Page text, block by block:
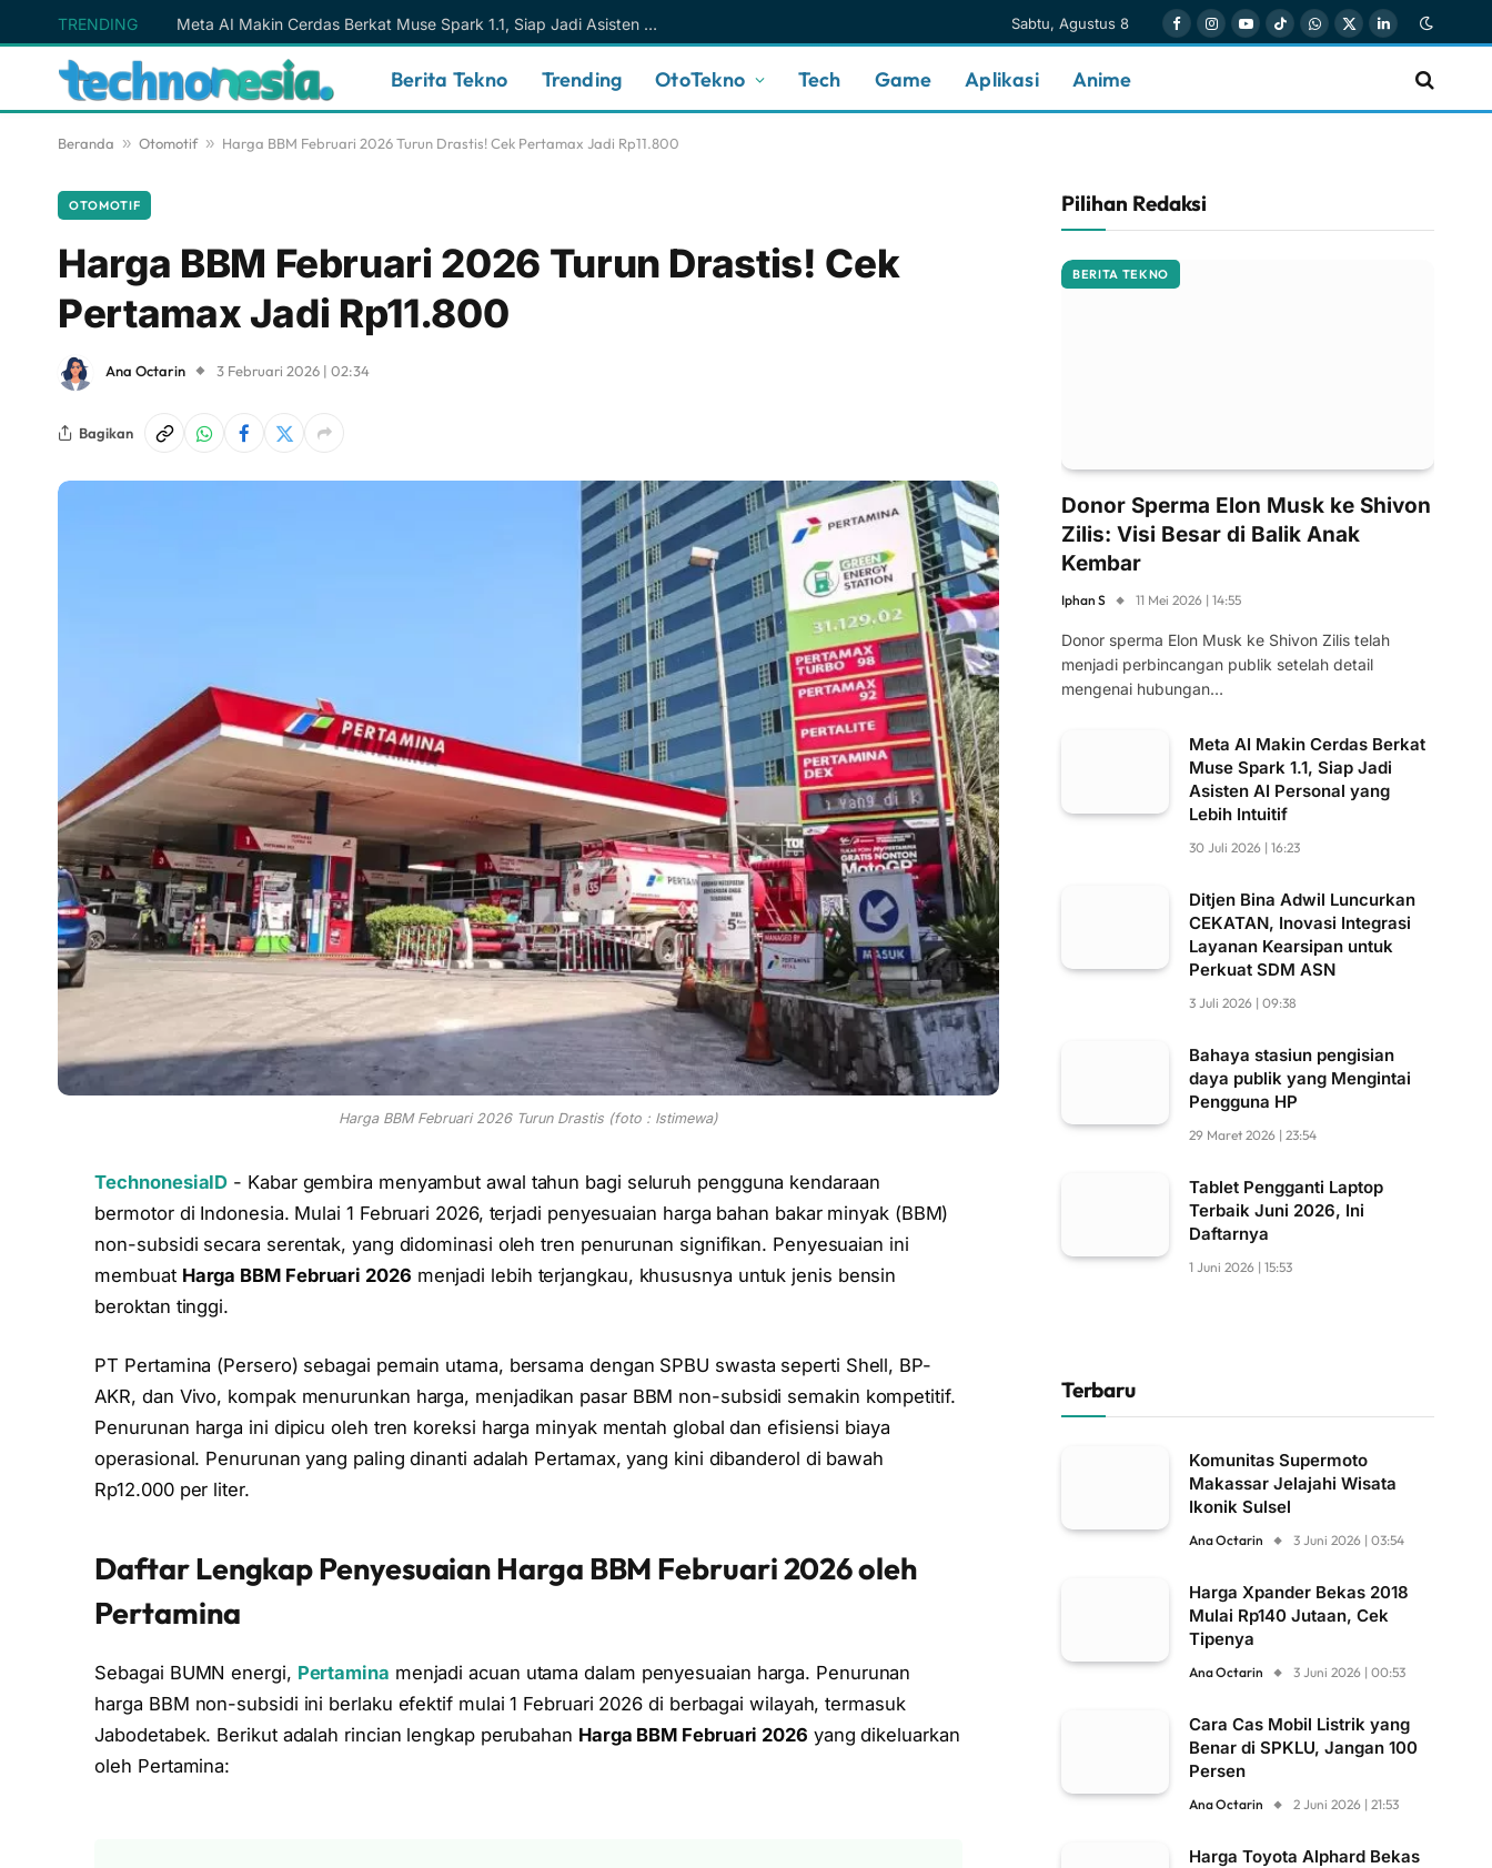
TRENDING Meta AI Makin Cerdas Berkat Muse Spark 1.1, Siap Jadi Asisten AI Personal yang Lebih Intuitif Sabtu, Agustus 8
FacebookInstagram
YouTube
TikTokWhatsApp
X
LinkedIn
Berita Tekno Trending OtoTekno Tech Game Aplikasi Anime
Beranda » Otomotif » Harga BBM Februari 2026 Turun Drastis! Cek Pertamax Jadi Rp11.800
OTOMOTIF
Harga BBM Februari 2026 Turun Drastis! Cek
Pertamax Jadi Rp11.800
Ana Octarin 3 Februari 2026 | 02:34
Bagikan
Harga BBM Februari 2026 Turun Drastis (foto : Istimewa)
TechnonesiaID - Kabar gembira menyambut awal tahun bagi seluruh pengguna kendaraan
bermotor di Indonesia. Mulai 1 Februari 2026, terjadi penyesuaian harga bahan bakar minyak (BBM)
non-subsidi secara serentak, yang didominasi oleh tren penurunan signifikan. Penyesuaian ini
membuat Harga BBM Februari 2026 menjadi lebih terjangkau, khususnya untuk jenis bensin
beroktan tinggi.
PT Pertamina (Persero) sebagai pemain utama, bersama dengan SPBU swasta seperti Shell, BP-
AKR, dan Vivo, kompak menurunkan harga, menjadikan pasar BBM non-subsidi semakin kompetitif.
Penurunan harga ini dipicu oleh tren koreksi harga minyak mentah global dan efisiensi biaya
operasional. Penurunan yang paling dinanti adalah Pertamax, yang kini dibanderol di bawah
Rp12.000 per liter.
Daftar Lengkap Penyesuaian Harga BBM Februari 2026 oleh
Pertamina
Sebagai BUMN energi, Pertamina menjadi acuan utama dalam penyesuaian harga. Penurunan
harga BBM non-subsidi ini berlaku efektif mulai 1 Februari 2026 di berbagai wilayah, termasuk
Jabodetabek. Berikut adalah rincian lengkap perubahan Harga BBM Februari 2026 yang dikeluarkan
oleh Pertamina:
Pilihan Redaksi
BERITA TEKNO
Donor Sperma Elon Musk ke Shivon
Zilis: Visi Besar di Balik Anak
Kembar
Iphan S 11 Mei 2026 | 14:55
Donor sperma Elon Musk ke Shivon Zilis telah
menjadi perbincangan publik setelah detail
mengenai hubungan…
Meta AI Makin Cerdas Berkat
Muse Spark 1.1, Siap Jadi
Asisten AI Personal yang
Lebih Intuitif
30 Juli 2026 | 16:23
Ditjen Bina Adwil Luncurkan
CEKATAN, Inovasi Integrasi
Layanan Kearsipan untuk
Perkuat SDM ASN
3 Juli 2026 | 09:38
Bahaya stasiun pengisian
daya publik yang Mengintai
Pengguna HP
29 Maret 2026 | 23:54
Tablet Pengganti Laptop
Terbaik Juni 2026, Ini
Daftarnya
1 Juni 2026 | 15:53
Terbaru
Komunitas Supermoto
Makassar Jelajahi Wisata
Ikonik Sulsel
Ana Octarin 3 Juni 2026 | 03:54
Harga Xpander Bekas 2018
Mulai Rp140 Jutaan, Cek
Tipenya
Ana Octarin 3 Juni 2026 | 00:53
Cara Cas Mobil Listrik yang
Benar di SPKLU, Jangan 100
Persen
Ana Octarin 2 Juni 2026 | 21:53
Harga Toyota Alphard Bekas